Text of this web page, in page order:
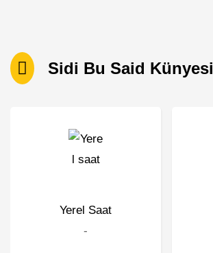
Sidi Bu Said Künyesi
Yerel Saat
-